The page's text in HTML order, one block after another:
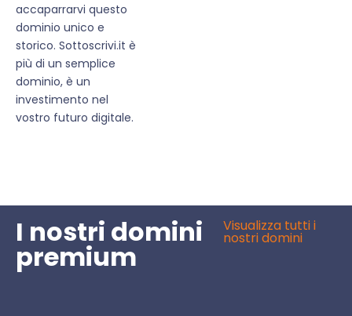
accaparrarvi questo
dominio unico e
storico. Sottoscrivi.it è
più di un semplice
dominio, è un
investimento nel
vostro futuro digitale.
I nostri domini
premium
Visualizza tutti i
nostri domini